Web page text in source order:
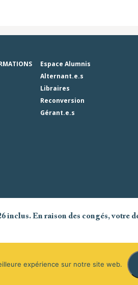
Espace Alumnis
Alternant.e.s
Libraires
Reconversion
Gérant.e.s
inclus. En raison des congés, votre
expérience sur notre site web.